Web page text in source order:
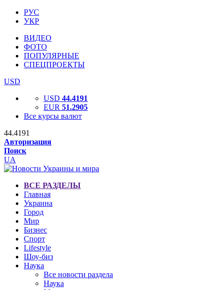
РУС
УКР
ВИДЕО
ФОТО
ПОПУЛЯРНЫЕ
СПЕЦПРОЕКТЫ
USD
USD 44.4191
EUR 51.2905
Все курсы валют
44.4191
Авторизация
Поиск
UA
ВСЕ РАЗДЕЛЫ
Главная
Украина
Город
Мир
Бизнес
Спорт
Lifestyle
Шоу-биз
Наука
Все новости раздела
Наука